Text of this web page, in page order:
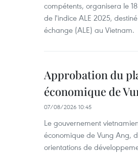
compétents, organisera le
de l'indice ALE 2025,
échange (ALE) au Vietnam.
Approbation du
économique de
07/08/2026 10:45
Le gouvernement
économique de Vung Ang,
orientations de